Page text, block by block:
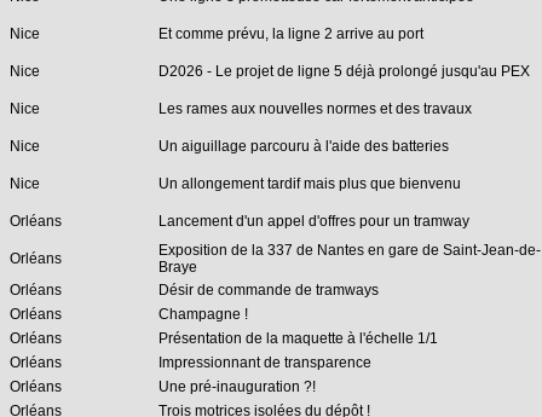
Nice Et comme prévu, la ligne 2 arrive au port
Nice D2026 - Le projet de ligne 5 déjà prolongé jusqu'au PEX
Nice Les rames aux nouvelles normes et des travaux
Nice Un aiguillage parcouru à l'aide des batteries
Nice Un allongement tardif mais plus que bienvenu
Orléans Lancement d'un appel d'offres pour un tramway
Orléans
Exposition de la 337 de Nantes en gare de Saint-Jean-de-
Braye
Orléans
Désir de commande de tramways
Orléans
Champagne !
Orléans
Présentation de la maquette à l'échelle 1/1
Orléans
Impressionnant de transparence
Orléans
Une pré-inauguration ?!
Orléans
Trois motrices isolées du dépôt !